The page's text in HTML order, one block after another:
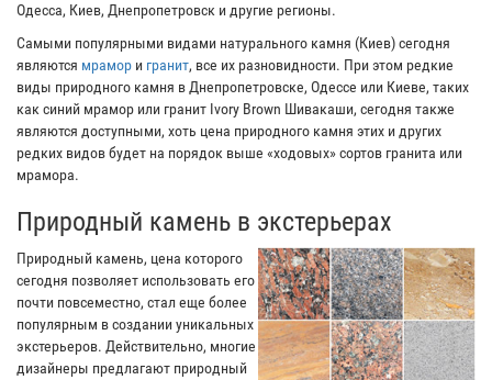
Одесса, Киев, Днепропетровск и другие регионы.
Самыми популярными видами натурального камня (Киев) сегодня
являются мрамор и гранит, все их разновидности. При этом редкие
виды природного камня в Днепропетровске, Одессе или Киеве, таких
как синий мрамор или гранит Ivory Brown Шивакаши, сегодня также
являются доступными, хоть цена природного камня этих и других
редких видов будет на порядок выше «ходовых» сортов гранита или
мрамора.
Природный камень в экстерьерах
Природный камень, цена которого
сегодня позволяет использовать его
почти повсеместно, стал еще более
популярным в создании уникальных
экстерьеров. Действительно, многие
дизайнеры предлагают природный